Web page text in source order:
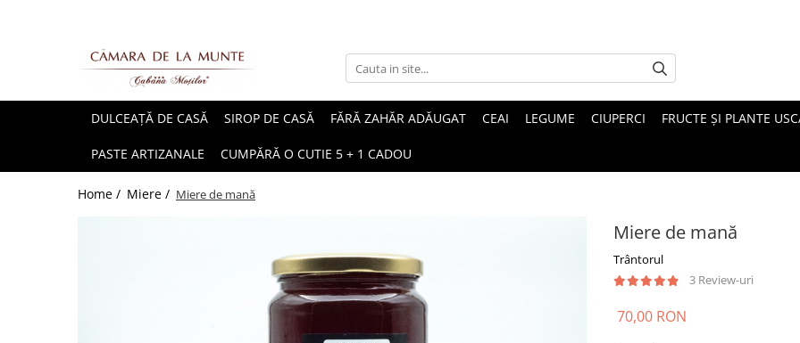
DULCEAȚĂ DE CASĂ SIROP DE CASĂ FĂRĂ ZAHĂR ADĂUGAT CEAI LEGUME CIUPERCI FRUCTE ȘI PLANTE
PASTE ARTIZANALE CUMPĂRĂ O CUTIE 5 + 1 CADOU
Home / Miere / Miere de mană
Miere de mană
Trântorul
3 Review-uri
70,00 RON